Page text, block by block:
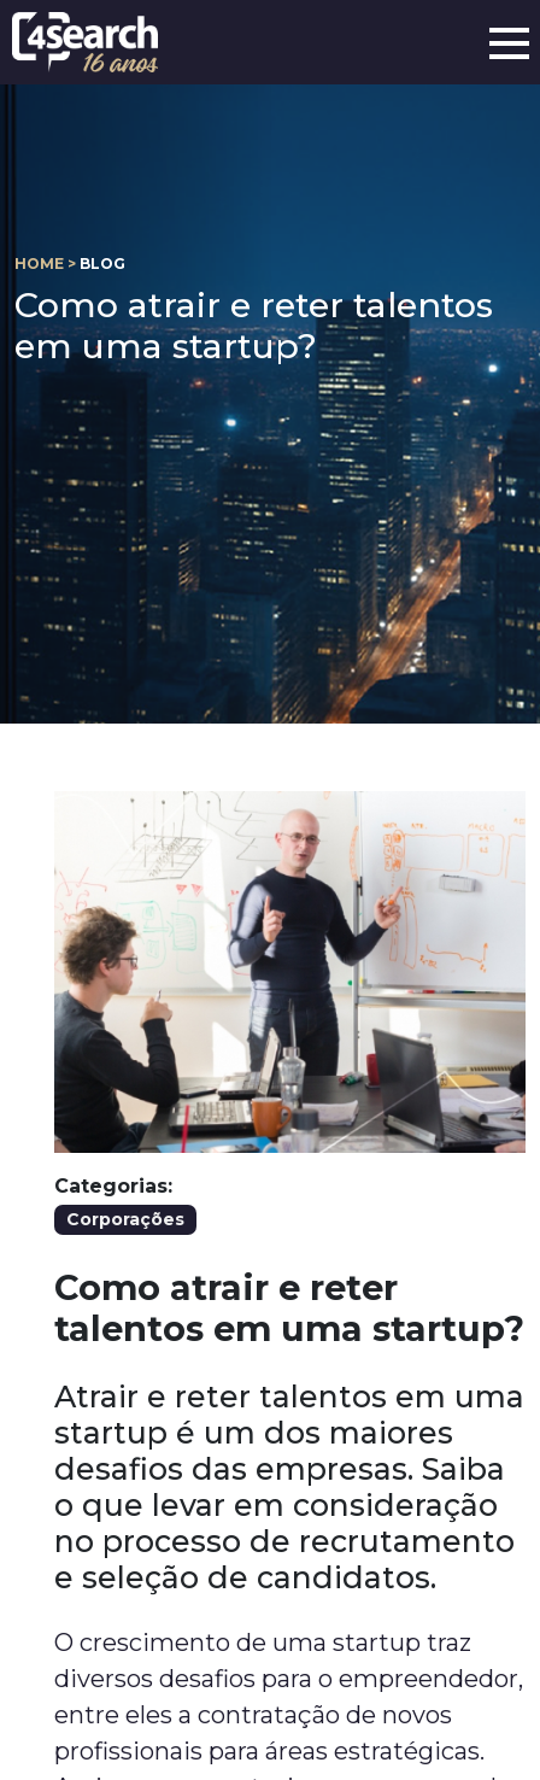
HOME > BLOG
Como atrair e reter talentos
em uma startup?
Categorias:
Corporações
Como atrair e reter
talentos em uma startup?
Atrair e reter talentos em uma
startup é um dos maiores
desafios das empresas. Saiba
o que levar em consideração
no processo de recrutamento
e seleção de candidatos.
O crescimento de uma startup traz
diversos desafios para o empreendedor,
entre eles a contratação de novos
profissionais para áreas estratégicas.